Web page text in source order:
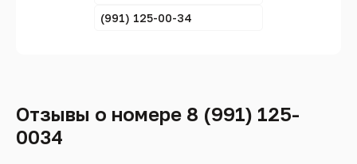
(991) 125-00-34
Отзывы о номере 8 (991) 125-
0034